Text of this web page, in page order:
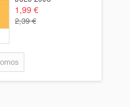
1,99 €
2,39 €